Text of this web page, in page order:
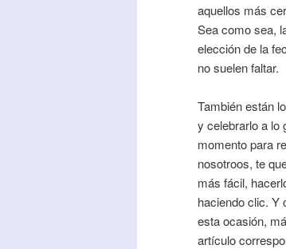
aquellos más
Sea como sea,
elección de la
no suelen faltar.
También están
y celebrarlo a lo
momento para
nosotroos, te
más fácil,
haciendo clic. Y
esta ocasión,
artículo